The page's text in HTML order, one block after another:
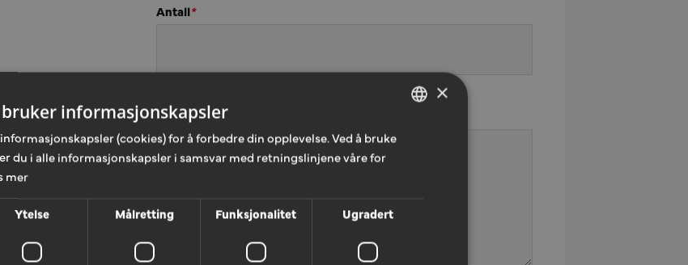
Antall*
Skriv din kommentar
NORWEGIAN
ENGLISH
×
informasjonskapsler
(cookies) for å forbedre din opplevelse. Ved å bruke
du i alle informasjonskapsler i samsvar med retningslinjene våre for
mer
Ytelse Målretting Funksjonalitet Ugradert